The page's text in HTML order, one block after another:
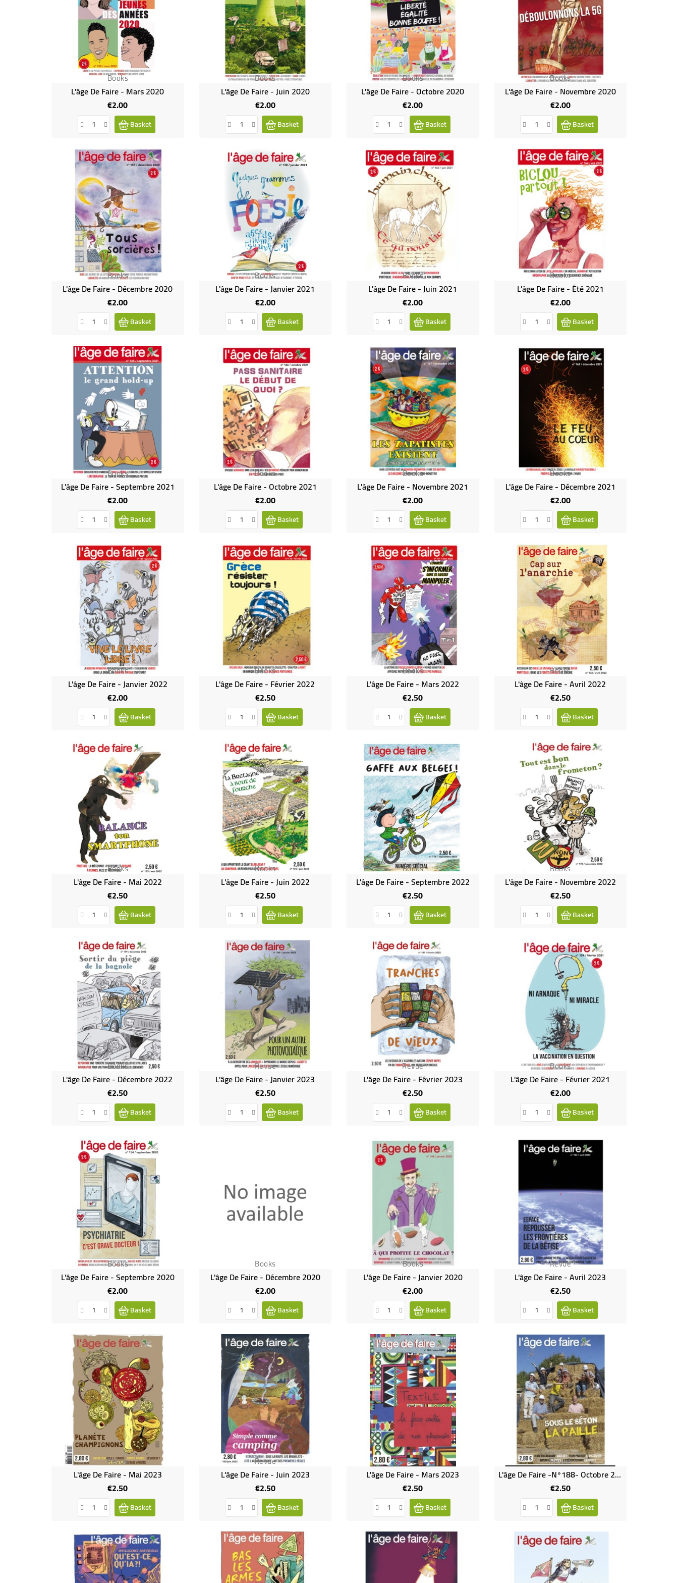
Books
L'âge De Faire - Mars 2020
€2.00Price
Basket
Books
L'âge De Faire - Juin 2020
€2.00Price
Basket
Books
L'âge De Faire - Octobre 2020
€2.00Price
Basket
Books
L'âge De Faire - Novembre 2020
€2.00Price
Basket
Books
L'âge De Faire - Décembre 2020
€2.00Price
Basket
Books
L'âge De Faire - Janvier 2021
€2.00Price
Basket
Books
L'âge De Faire - Juin 2021
€2.00Price
Basket
Books
L'âge De Faire - Été 2021
€2.00Price
Basket
Books
L'âge De Faire - Septembre 2021
€2.00Price
Basket
Books
L'âge De Faire - Octobre 2021
€2.00Price
Basket
Books
L'âge De Faire - Novembre 2021
€2.00Price
Basket
Books
L'âge De Faire - Décembre 2021
€2.00Price
Basket
Books
L'âge De Faire - Janvier 2022
€2.00Price
Basket
Books
L'âge De Faire - Février 2022
€2.50Price
Basket
Books
L'âge De Faire - Mars 2022
€2.50Price
Basket
Books
L'âge De Faire - Avril 2022
€2.50Price
Basket
Books
L'âge De Faire - Mai 2022
€2.50Price
Basket
Books
L'âge De Faire - Juin 2022
€2.50Price
Basket
Books
L'âge De Faire - Septembre 2022
€2.50Price
Basket
Books
L'âge De Faire - Novembre 2022
€2.50Price
Basket
Books
L'âge De Faire - Décembre 2022
€2.50Price
Basket
Revue
L'âge De Faire - Janvier 2023
€2.50Price
Basket
Revue
L'âge De Faire - Février 2023
€2.50Price
Basket
Books
L'âge De Faire - Février 2021
€2.00Price
Basket
Books
L'âge De Faire - Septembre 2020
€2.00Price
Basket
Books
L'âge De Faire - Décembre 2020
€2.00Price
Basket
Books
L'âge De Faire - Janvier 2020
€2.00Price
Basket
Revue
L'âge De Faire - Avril 2023
€2.50Price
Basket
Revue
L'âge De Faire - Mai 2023
€2.50Price
Basket
Revue
L'âge De Faire - Juin 2023
€2.50Price
Basket
Revue
L'âge De Faire - Mars 2023
€2.50Price
Basket
Revue
L'âge De Faire -n°188- Octobre 2023
€2.50Price
Basket